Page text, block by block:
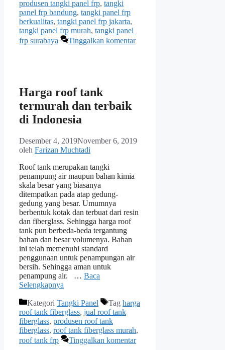
produsen tangki panel frp, tangki
panel frp bandung, tangki panel frp
berkualitas, tangki panel frp jakarta,
tangki panel frp murah, tangki panel
frp surabaya
Tinggalkan komentar
Harga roof tank
termurah dan terbaik
di Indonesia
Desember 4, 2019November 6, 2019
oleh Farizan Muchtadi
Roof tank merupakan tangki
penampung air maupun bahan kimia
skala besar yang biasanya
ditempatkan pada atap gedung-
gedung yang besar. Umumnya
berbentuk kotak dan terbuat dari resin
dan fiberglass. Sehingga harga roof
tank pun berbeda-beda tergantung
bahan dan besar volumenya. Bahan
ini telah memenuhi standard
penggunaan untuk penampungan air
bersih. Sehingga aman untuk
penampung air. … Baca
Selengkapnya
Kategori Tangki Panel Tag harga
roof tank fiberglass, jual roof tank
fiberglass, produsen roof tank
fiberglass, roof tank fiberglass murah,
roof tank frp
Tinggalkan komentar